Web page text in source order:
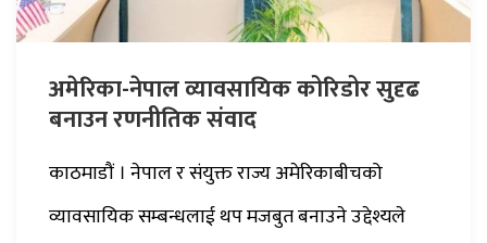
अमेरिका-नेपाल व्यावसायिक कोरिडोर सुदृढ
बनाउन रणनीतिक संवाद
काठमाडौं । नेपाल र संयुक्त राज्य अमेरिकाबीचको
व्यावसायिक सम्बन्धलाई थप मजबुत बनाउने उद्देश्यले